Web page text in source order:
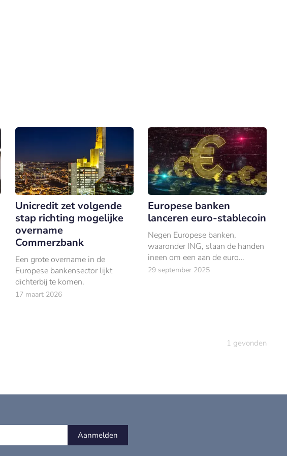
Unicredit zet volgende
stap richting mogelijke
overname
Commerzbank
Een grote overname in de
Europese bankensector lijkt
dichterbij te komen.
17 maart 2026
Europese banken
lanceren euro-stablecoin
Negen Europese banken,
waaronder ING, slaan de handen
ineen om een aan de euro
gekoppelde stablecoin te
29 september 2025
1 gevonden
Aanmelden